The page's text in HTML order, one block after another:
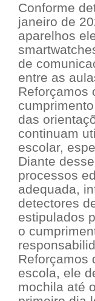
Conforme
janeiro de
aparelhos
de
entre as
Reforçamos
das
continuam
escolar,
Diante
processos
adequada,
detectores
estipulados
o
Reforçamos
escola, ele
mochila até